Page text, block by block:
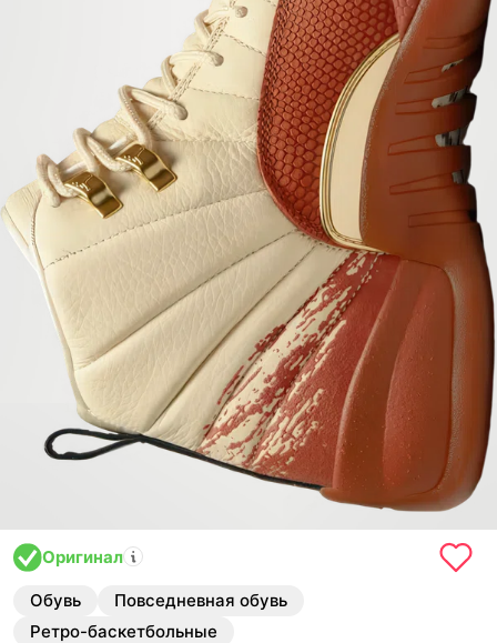
Оригинал
Обувь
Повседневная обувь
Ретро-баскетбольные